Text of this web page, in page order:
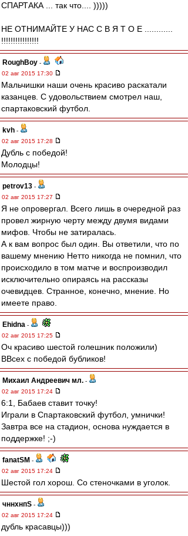
СПАРТАКА ... так что.... )))))
НЕ ОТНИМАЙТЕ У НАС С В Я Т О Е ............
!!!!!!!!!!!!!!!!
RoughBoy -
02 авг 2015 17:30
Мальчишки наши очень красиво раскатали
казанцев. С удовольствием смотрел наш,
спартаковский футбол.
kvh -
02 авг 2015 17:28
Дубль с победой!
Молодцы!
petrov13 -
02 авг 2015 17:27
Я не опровергал. Всего лишь в очередной раз
провел жирную черту между двумя видами
мифов. Чтобы не затиралась.
А к вам вопрос был один. Вы ответили, что по
вашему мнению Нетто никогда не помнил, что
происходило в том матче и воспроизводил
исключительно опираясь на рассказы
очевидцев. Странное, конечно, мнение. Но
имеете право.
Ehidna -
02 авг 2015 17:25
Оч красиво шестой голешник положили)
ВВсех с победой бубликов!
Михаил Андреевич мл. -
02 авг 2015 17:24
6:1, Бабаев ставит точку!
Играли в Спартаковский футбол, умнички!
Завтра все на стадион, основа нуждается в
поддержке! ;-)
fanatSM -
02 авг 2015 17:24
Шестой гол хорош. Со стеночками в уголок.
чннхнпS -
02 авг 2015 17:24
дубль красавцы)))